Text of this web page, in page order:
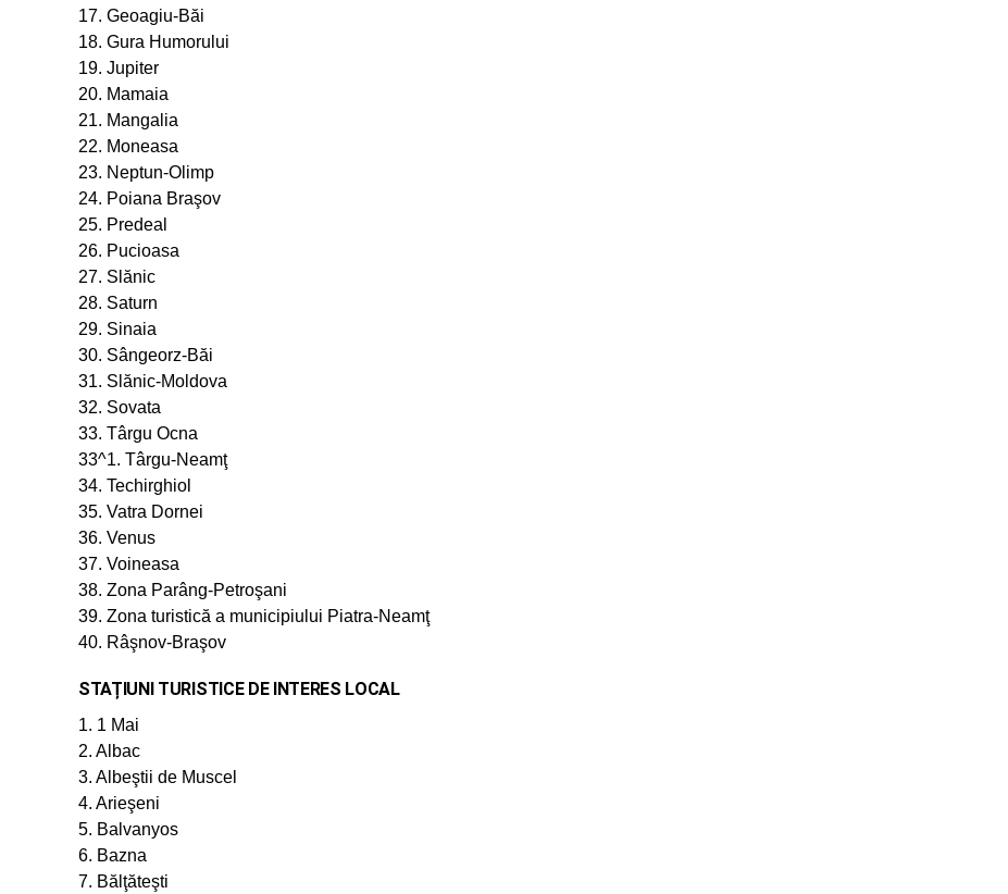
17. Geoagiu-Băi
18. Gura Humorului
19. Jupiter
20. Mamaia
21. Mangalia
22. Moneasa
23. Neptun-Olimp
24. Poiana Braşov
25. Predeal
26. Pucioasa
27. Slănic
28. Saturn
29. Sinaia
30. Sângeorz-Băi
31. Slănic-Moldova
32. Sovata
33. Târgu Ocna
33^1. Târgu-Neamţ
34. Techirghiol
35. Vatra Dornei
36. Venus
37. Voineasa
38. Zona Parâng-Petroşani
39. Zona turistică a municipiului Piatra-Neamţ
40. Râşnov-Braşov
STAȚIUNI TURISTICE DE INTERES LOCAL
1. 1 Mai
2. Albac
3. Albeştii de Muscel
4. Arieşeni
5. Balvanyos
6. Bazna
7. Bălţăteşti